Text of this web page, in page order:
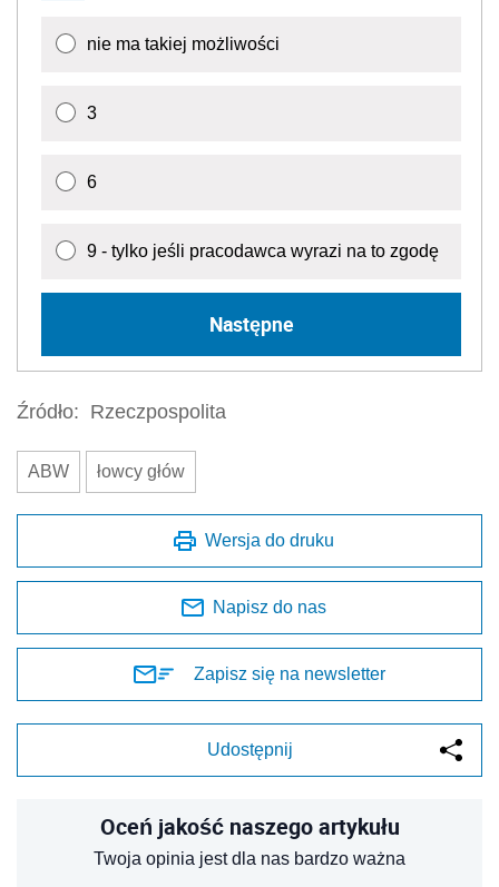
nie ma takiej możliwości
3
6
9 - tylko jeśli pracodawca wyrazi na to zgodę
Następne
Źródło: Rzeczpospolita
ABW łowcy głów
Wersja do druku
Napisz do nas
Zapisz się na newsletter
Udostępnij
Oceń jakość naszego artykułu
Twoja opinia jest dla nas bardzo ważna